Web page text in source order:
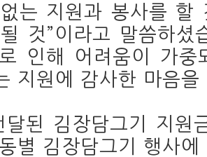
는 지원과 봉사를 할
것”이라고 말씀하셨
인해 어려움이 가중
지원에 감사한 마음을
달된 김장담그기 지원
별 김장담그기 행사